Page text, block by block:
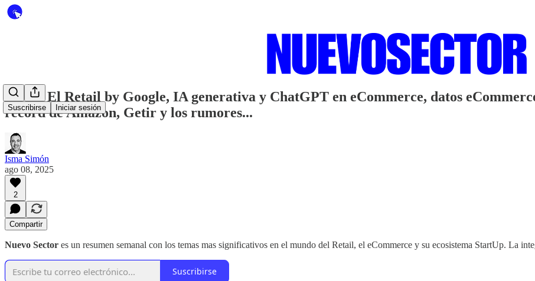
Suscribirse Iniciar sesión
#174 2 El Retail by Google, IA generativa y ChatGPT en eCommerce, datos
récord de Amazon, Getir y los rumores...
Isma Simón
ago 08, 2025
2
Compartir
Nuevo Sector es un resumen semanal con los temas mas significativos en el mundo del Retail, el eCommerce y su ecosistema StartUp. La
Suscribirse